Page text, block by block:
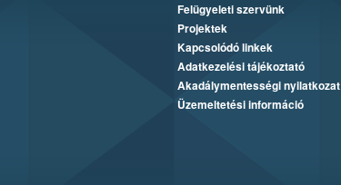
Felügyeleti szervünk
Projektek
Kapcsolódó linkek
Adatkezelési tájékoztató
Akadálymentességi nyilatkozat
Üzemeltetési információ